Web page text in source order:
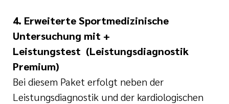
4. Erweiterte Sportmedizinische
Untersuchung mit +
Leistungstest (Leistungsdiagnostik
Premium)
Bei diesem Paket erfolgt neben der
Leistungsdiagnostik und der kardiologischen